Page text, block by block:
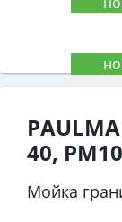
40,
Мойка